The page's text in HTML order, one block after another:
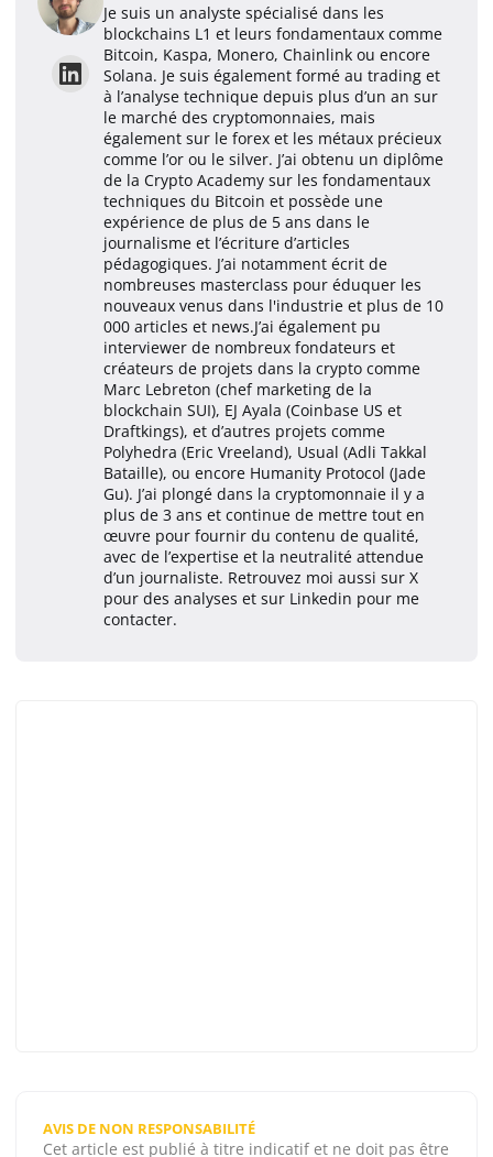
Je suis un analyste spécialisé dans les
blockchains L1 et leurs fondamentaux comme
Bitcoin, Kaspa, Monero, Chainlink ou encore
Solana. Je suis également formé au trading et
à l’analyse technique depuis plus d’un an sur
le marché des cryptomonnaies, mais
également sur le forex et les métaux précieux
comme l’or ou le silver. J’ai obtenu un diplôme
de la Crypto Academy sur les fondamentaux
techniques du Bitcoin et possède une
expérience de plus de 5 ans dans le
journalisme et l’écriture d’articles
pédagogiques. J’ai notamment écrit de
nombreuses masterclass pour éduquer les
nouveaux venus dans l'industrie et plus de 10
000 articles et news.J’ai également pu
interviewer de nombreux fondateurs et
créateurs de projets dans la crypto comme
Marc Lebreton (chef marketing de la
blockchain SUI), EJ Ayala (Coinbase US et
Draftkings), et d’autres projets comme
Polyhedra (Eric Vreeland), Usual (Adli Takkal
Bataille), ou encore Humanity Protocol (Jade
Gu). J’ai plongé dans la cryptomonnaie il y a
plus de 3 ans et continue de mettre tout en
œuvre pour fournir du contenu de qualité,
avec de l’expertise et la neutralité attendue
d’un journaliste. Retrouvez moi aussi sur X
pour des analyses et sur Linkedin pour me
contacter.
AVIS DE NON RESPONSABILITÉ
Cet article est publié à titre indicatif et ne doit pas être